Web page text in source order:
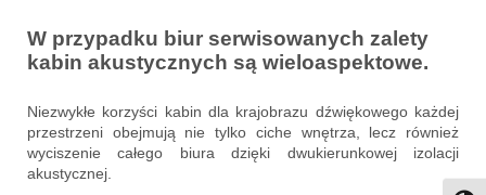
W przypadku biur serwisowanych zalety
kabin akustycznych są wieloaspektowe.
Niezwykłe korzyści kabin dla krajobrazu dźwiękowego każdej
przestrzeni obejmują nie tylko ciche wnętrza, lecz również
wyciszenie całego biura dzięki dwukierunkowej izolacji
akustycznej.